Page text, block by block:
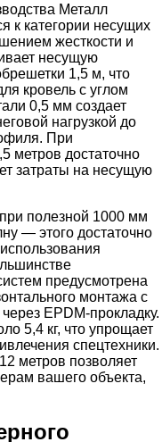
Металл
к категории несущих
жесткости и
несущую
1,5 м, что
кровель с углом
0,5 мм создает
нагрузкой до
При
метров достаточно
затраты на несущую
полезной 1000 мм
— этого достаточно
предусмотрена
монтажа с
EPDM-прокладку.
5,4 кг, что упрощает
спецтехники.
метров позволяет
вашего объекта,